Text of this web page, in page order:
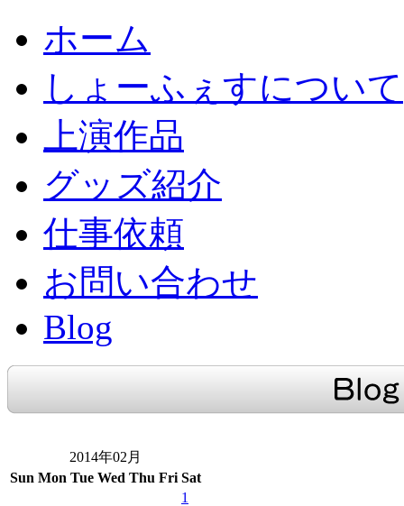
ホーム
しょーふぇすについて
上演作品
グッズ紹介
仕事依頼
お問い合わせ
Blog
2014年02月
Sun Mon Tue Wed Thu Fri Sat
1